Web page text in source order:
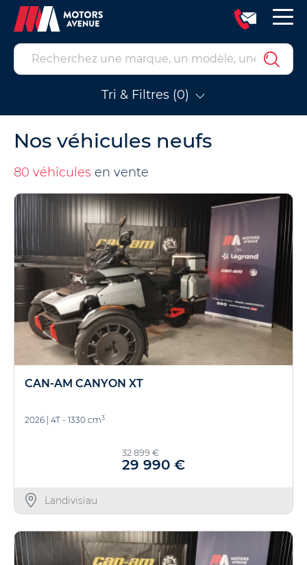
Tri & Filtres (0)
Nos véhicules neufs
80 véhicules en vente
CAN-AM CANYON XT
2026 4T - 1330 cm3
32 899 €
29 990 €
Landivisiau